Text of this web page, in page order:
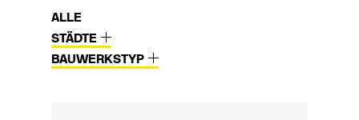
ALLE
STÄDTE
BAUWERKSTYP